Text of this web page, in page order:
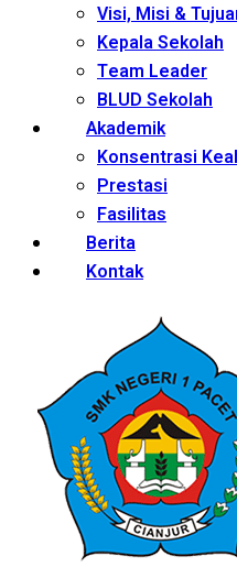
Visi, Misi &
Kepala Sekolah
Team Leader
BLUD Sekolah
Akademik
Konsentrasi
Prestasi
Fasilitas
Berita
Kontak